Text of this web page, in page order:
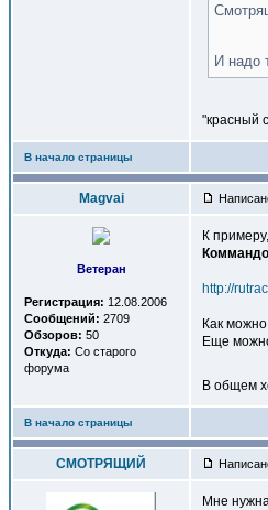
И надо
"красный
В начало страницы
Magvai
Ветеран
Регистрация: 12.08.2006
Сообщений: 2709
Обзоров: 50
Откуда: Со старого
форума
К
http://
Как
Еще
В общем
В начало страницы
СМОТРЯЩИЙ
Мне